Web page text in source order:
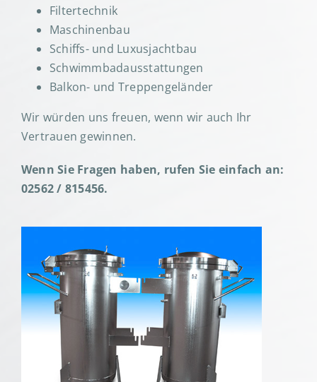
Filtertechnik
Maschinenbau
Schiffs- und Luxusjachtbau
Schwimmbadausstattungen
Balkon- und Treppengeländer
Wir würden uns freuen, wenn wir auch Ihr
Vertrauen gewinnen.
Wenn Sie Fragen haben, rufen Sie einfach an:
02562 / 815456.